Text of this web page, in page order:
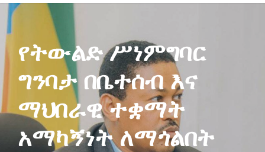
የትውልድ ሥነምግባር
ግንባታ በቤተሰብ እና
ማህበራዊ ተቋማት
አማካኝነት ለማጎልበት